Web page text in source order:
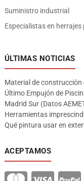
Suministro industrial
Especialistas en
ÚLTIMAS NOTICIAS
Material de construcción
Último Empujón de
Madrid Sur (Datos
Herramientas
Qué pintura usar en
ACEPTAMOS